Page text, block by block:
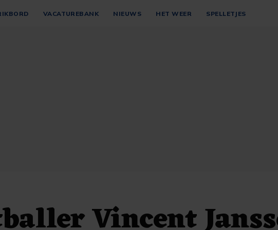
VACATUREBANK NIEUWS HET WEER SPELLETJES